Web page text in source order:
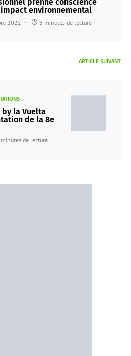
environnemental
2022 3 minutes de lecture
ARTICLE SUIVANT
by la Vuelta
de la 8e
de lecture